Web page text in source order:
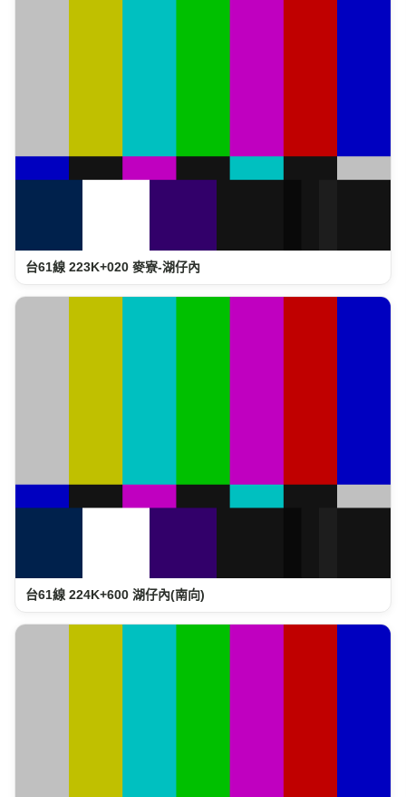
台61線 223K+020 麥寮-湖仔內
台61線 224K+600 湖仔內(南向)